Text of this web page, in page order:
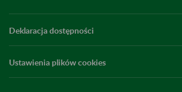
Deklaracja dostępności
Ustawienia plików cookies